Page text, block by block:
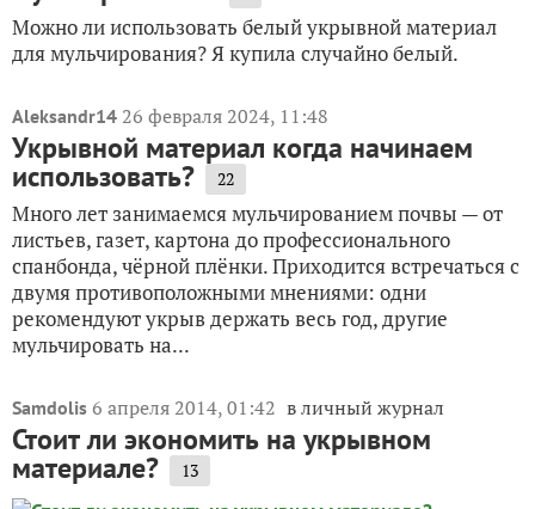
Можно ли использовать белый укрывной материал
для мульчирования? Я купила случайно белый.
Aleksandr14 26 февраля 2024, 11:48
Укрывной материал когда начинаем
использовать? 22
Много лет занимаемся мульчированием почвы — от
листьев, газет, картона до профессионального
спанбонда, чёрной плёнки. Приходится встречаться с
двумя противоположными мнениями: одни
рекомендуют укрыв держать весь год, другие
мульчировать на...
Samdolis 6 апреля 2014, 01:42 в личный журнал
Стоит ли экономить на укрывном
материале? 13